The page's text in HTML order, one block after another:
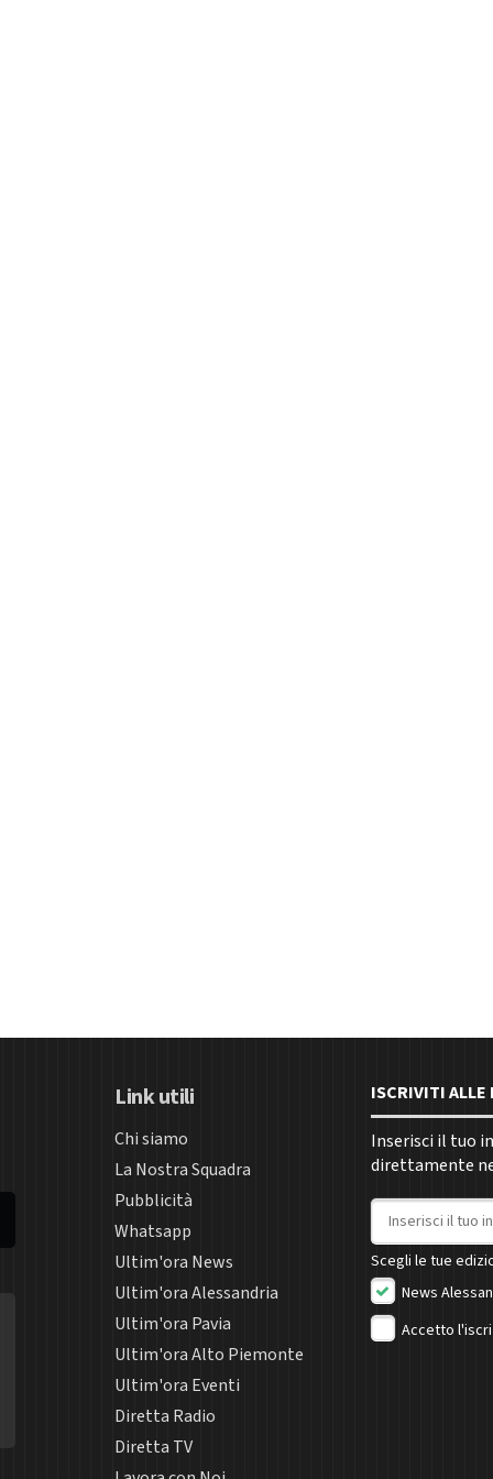
Link utili
Chi siamo
La Nostra Squadra
Pubblicità
Whatsapp
Ultim'ora News
Ultim'ora Alessandria
Ultim'ora Pavia
Ultim'ora Alto Piemonte
Ultim'ora Eventi
Diretta Radio
Diretta TV
ISCRIVITI ALLE
Inserisci il tuo
direttamente
Indirizzo email
Scegli le tue
News
Accetto